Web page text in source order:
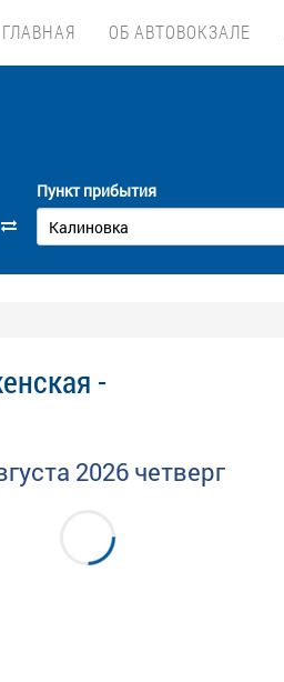
ГЛАВНАЯ ОБ АВТОВОКЗАЛЕ
Пункт прибытия
-
2026 четверг